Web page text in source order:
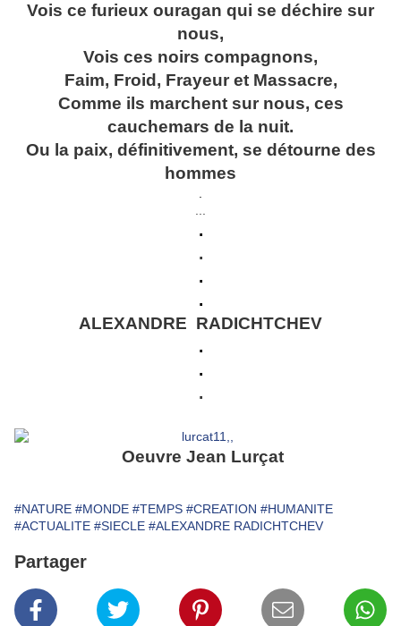
Vois ce furieux ouragan qui se déchire sur
nous,
Vois ces noirs compagnons,
Faim, Froid, Frayeur et Massacre,
Comme ils marchent sur nous, ces
cauchemars de la nuit.
Ou la paix, définitivement, se détourne des
hommes
.
.
.
.
ALEXANDRE RADICHTCHEV
.
.
.
Oeuvre Jean Lurçat
#NATURE #MONDE #TEMPS #CREATION #HUMANITE
#ACTUALITE #SIECLE #ALEXANDRE RADICHTCHEV
Partager